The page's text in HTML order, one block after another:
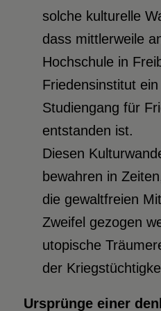
solche kulturelle
dass mittlerweile
Hochschule in
Friedensinstitut
Studiengang für
entstanden ist.
Diesen
bewahren in
die gewaltfreien
Zweifel gezogen
utopische
der
Ursprünge einer